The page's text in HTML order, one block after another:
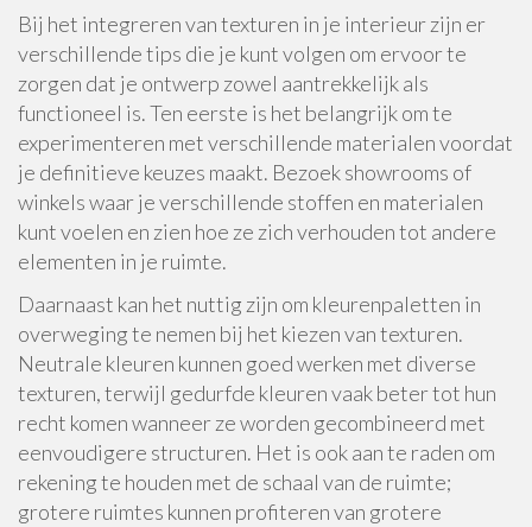
Bij het integreren van texturen in je interieur zijn er
verschillende tips die je kunt volgen om ervoor te
zorgen dat je ontwerp zowel aantrekkelijk als
functioneel is. Ten eerste is het belangrijk om te
experimenteren met verschillende materialen voordat
je definitieve keuzes maakt. Bezoek showrooms of
winkels waar je verschillende stoffen en materialen
kunt voelen en zien hoe ze zich verhouden tot andere
elementen in je ruimte.
Daarnaast kan het nuttig zijn om kleurenpaletten in
overweging te nemen bij het kiezen van texturen.
Neutrale kleuren kunnen goed werken met diverse
texturen, terwijl gedurfde kleuren vaak beter tot hun
recht komen wanneer ze worden gecombineerd met
eenvoudigere structuren. Het is ook aan te raden om
rekening te houden met de schaal van de ruimte;
grotere ruimtes kunnen profiteren van grotere